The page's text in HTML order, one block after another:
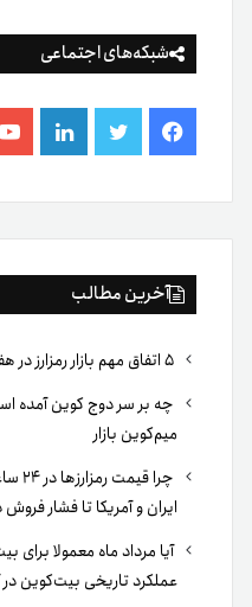
شبکه‌های اجتماعی
فیس
بوک
توییتر
آخرین مطالب
چه بر سر دوج کوین آمده
میم‌کوین بازار
ایران و آمریکا تا فشار فروش
آیا مرداد ماه معمولا
عملکرد تاریخی بیت‌کوین